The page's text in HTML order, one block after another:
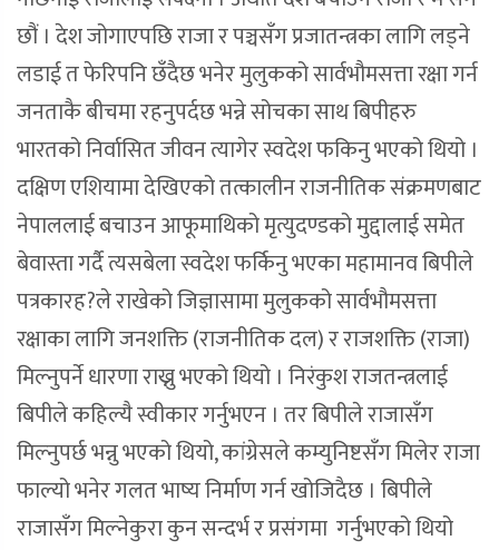
छौं । देश जोगाएपछि राजा र पञ्चसँग प्रजातन्त्रका लागि लड्ने
लडाई त फेरिपनि छँदैछ भनेर मुलुकको सार्वभौमसत्ता रक्षा गर्न
जनताकै बीचमा रहनुपर्दछ भन्ने सोचका साथ बिपीहरु
भारतको निर्वासित जीवन त्यागेर स्वदेश फकिनु भएको थियो ।
दक्षिण एशियामा देखिएको तत्कालीन राजनीतिक संक्रमणबाट
नेपाललाई बचाउन आफूमाथिको मृत्युदण्डको मुद्दालाई समेत
बेवास्ता गर्दै त्यसबेला स्वदेश फर्किनु भएका महामानव बिपीले
पत्रकारह?ले राखेको जिज्ञासामा मुलुकको सार्वभौमसत्ता
रक्षाका लागि जनशक्ति (राजनीतिक दल) र राजशक्ति (राजा)
मिल्नुपर्ने धारणा राख्नु भएको थियो । निरंकुश राजतन्त्रलाई
बिपीले कहिल्यै स्वीकार गर्नुभएन । तर बिपीले राजासँग
मिल्नुपर्छ भन्नु भएको थियो, कांग्रेसले कम्युनिष्टसँग मिलेर राजा
फाल्यो भनेर गलत भाष्य निर्माण गर्न खोजिदैछ । बिपीले
राजासँग मिल्नेकुरा कुन सन्दर्भ र प्रसंगमा गर्नुभएको थियो